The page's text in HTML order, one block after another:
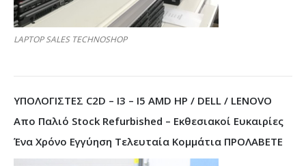
LAPTOP SALES TECHNOSHOP
ΥΠΟΛΟΓΙΣΤΕΣ C2D – I3 – I5 AMD HP / DELL / LENOVO
Απο Παλιό Stock Refurbished – Εκθεσιακοί Ευκαιρίες
Ένα Χρόνο Εγγύηση Τελευταία Κομμάτια ΠΡΟΛΑΒΕΤΕ